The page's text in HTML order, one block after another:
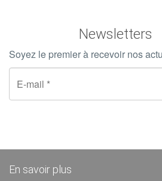
Newsletters
Soyez le premier à recevoir nos
En savoir plus